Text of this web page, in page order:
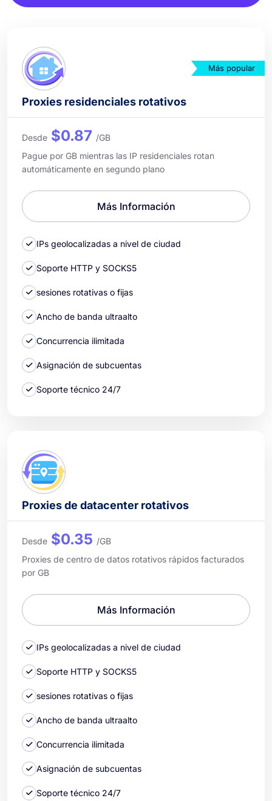
Más popular
Proxies residenciales rotativos
Desde $0.87 /GB
Pague por GB mientras las IP residenciales rotan
automáticamente en segundo plano
Más Información
IPs geolocalizadas a nivel de ciudad
Soporte HTTP y SOCKS5
sesiones rotativas o fijas
Ancho de banda ultraalto
Concurrencia ilimitada
Asignación de subcuentas
Soporte técnico 24/7
Proxies de datacenter rotativos
Desde $0.35 /GB
Proxies de centro de datos rotativos rápidos facturados
por GB
Más Información
IPs geolocalizadas a nivel de ciudad
Soporte HTTP y SOCKS5
sesiones rotativas o fijas
Ancho de banda ultraalto
Concurrencia ilimitada
Asignación de subcuentas
Soporte técnico 24/7